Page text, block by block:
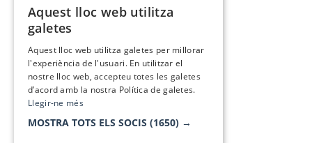
Aquest lloc web utilitza
galetes
Aquest lloc web utilitza galetes per millorar
l'experiència de l'usuari. En utilitzar el
nostre lloc web, accepteu totes les galetes
d’acord amb la nostra Política de galetes.
Llegir-ne més
MOSTRA TOTS ELS SOCIS (1650) →